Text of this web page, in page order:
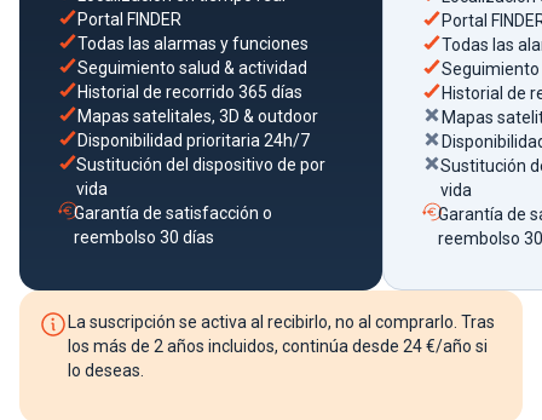
Portal
Todas las
Historial de
Mapas
Sustitución
vida
Garantía de
reembolso
Portal FINDER
Todas las alarmas y funciones
Seguimiento salud & actividad
Historial de recorrido 365 días
Mapas satelitales, 3D & outdoor
Disponibilidad prioritaria 24h/7
Sustitución del dispositivo de por
vida
Garantía de satisfacción o
reembolso 30 días
La suscripción se activa al recibirlo, no al comprarlo. Tras
los más de 2 años incluidos, continúa desde 24 €/año si
lo deseas.